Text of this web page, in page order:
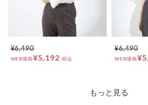
¥6,490
WEB価格¥5,192 税込
¥6,490
WEB価格
もっと見る